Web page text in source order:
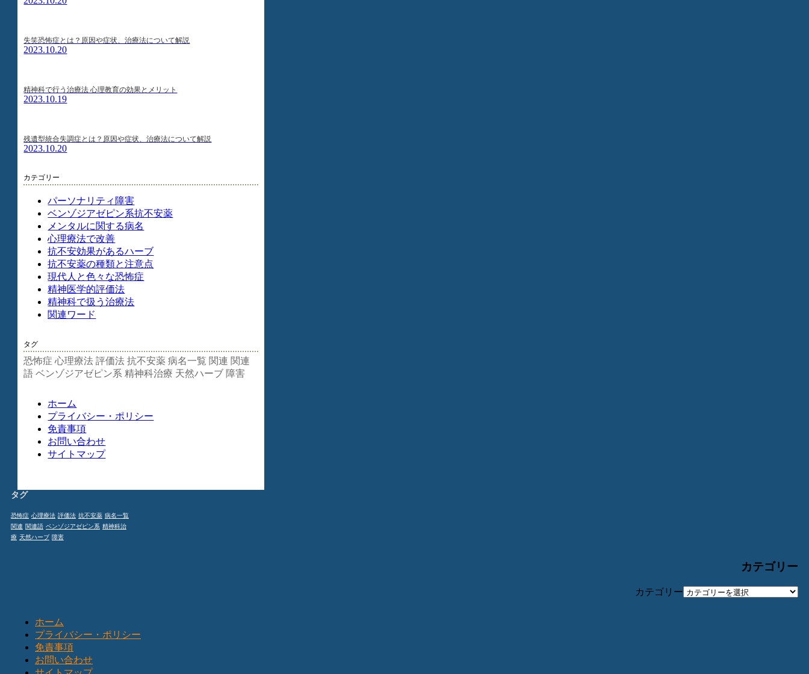
失笑恐怖症とは？原因や症状、治療法について解説
2023.10.20
精神科で行う治療法 心理教育の効果とメリット
2023.10.19
残遺型統合失調症とは？原因や症状、治療法について解説
2023.10.20
カテゴリー
パーソナリティ障害
ベンゾジアゼピン系抗不安薬
メンタルに関する病名
心理療法で改善
抗不安効果があるハーブ
抗不安薬の種類と注意点
現代人と色々な恐怖症
精神医学的評価法
精神科で扱う治療法
関連ワード
タグ
恐怖症 心理療法 評価法 抗不安薬 病名一覧 関連 関連
語 ベンゾジアゼピン系 精神科治療 天然ハーブ 障害
ホーム
プライバシー・ポリシー
免責事項
お問い合わせ
サイトマップ
タグ
恐怖症 心理療法 評価法 抗不安薬 病名一覧
関連 関連語 ベンゾジアゼピン系 精神科治
療 天然ハーブ 障害
カテゴリー
カテゴリー
ホーム
プライバシー・ポリシー
免責事項
お問い合わせ